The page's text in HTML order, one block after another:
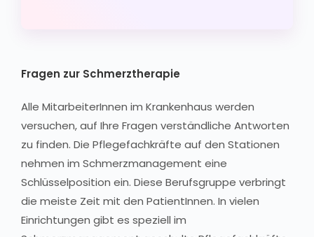
Fragen zur Schmerztherapie
Alle MitarbeiterInnen im Krankenhaus werden
versuchen, auf Ihre Fragen verständliche Antworten
zu finden. Die Pflegefachkräfte auf den Stationen
nehmen im Schmerzmanagement eine
Schlüsselposition ein. Diese Berufsgruppe verbringt
die meiste Zeit mit den PatientInnen. In vielen
Einrichtungen gibt es speziell im